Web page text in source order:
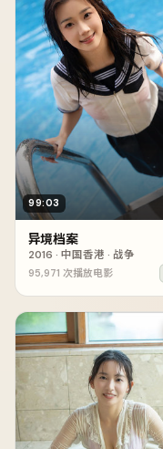
99:03
异境档案
2016 · 中国香港 · 战争
95,971 次播放电影